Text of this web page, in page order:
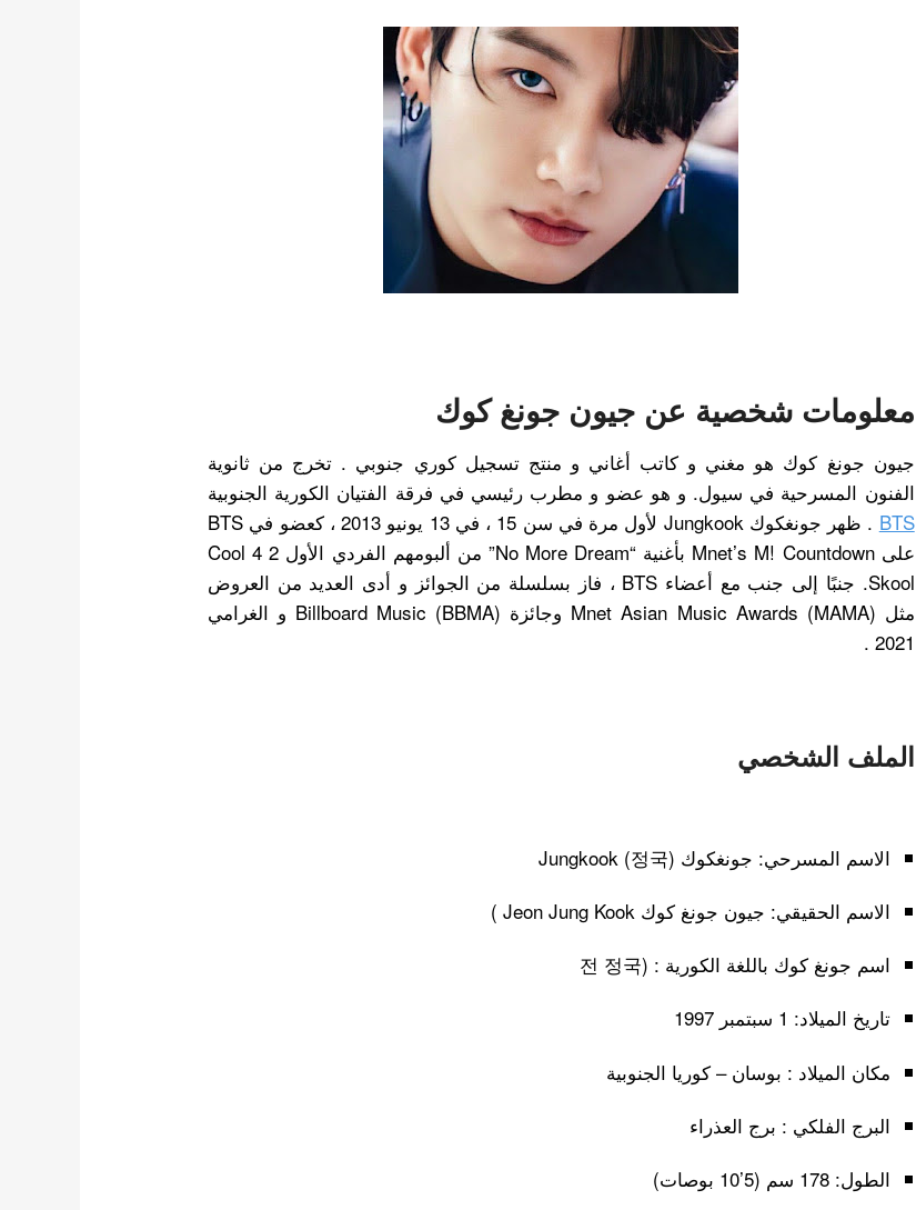
معلومات شخصية عن جيون جونغ كوك
جيون جونغ كوك هو مغني و كاتب أغاني و منتج تسجيل كوري جنوبي . تخرج من ثانوية
الفنون المسرحية في سيول. و هو عضو و مطرب رئيسي في فرقة الفتيان الكورية الجنوبية
BTS
. ظهر جونغكوك Jungkook لأول مرة في سن 15 ، في 13 يونيو 2013 ، كعضو في BTS
على Mnet’s M! Countdown بأغنية “No More Dream” من ألبومهم الفردي الأول 2 Cool 4
Skool. جنبًا إلى جنب مع أعضاء BTS ، فاز بسلسلة من الجوائز و أدى العديد من العروض
مثل Mnet Asian Music Awards (MAMA) وجائزة Billboard Music (BBMA) و الغرامي
2021 .
الملف الشخصي
الاسم المسرحي: جونغكوك Jungkook (정국)
الاسم الحقيقي: جيون جونغ كوك Jeon Jung Kook )
اسم جونغ كوك باللغة الكورية : (전 정국
تاريخ الميلاد: 1 سبتمبر 1997
مكان الميلاد : بوسان – كوريا الجنوبية
البرج الفلكي : برج العذراء
الطول: 178 سم (5’10 بوصات)